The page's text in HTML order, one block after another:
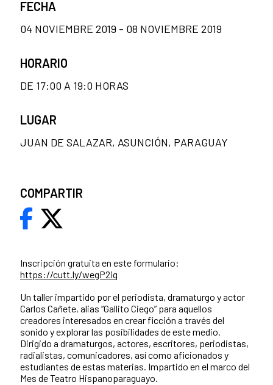
Inscripción gratuita en este formulario:
https://cutt.ly/wegP2iq
Un taller impartido por el periodista, dramaturgo y actor
Carlos Cañete, alias “Gallito Ciego” para aquellos
creadores interesados en crear ficción a través del
sonido y explorar las posibilidades de este medio.
Dirigido a dramaturgos, actores, escritores, periodistas,
radialistas, comunicadores, así como aficionados y
estudiantes de estas materias. Impartido en el marco del
Mes de Teatro Hispanoparaguayo.
FECHA
04 NOVIEMBRE 2019 - 08 NOVIEMBRE 2019
HORARIO
DE 17:00 A 19:0 HORAS
LUGAR
JUAN DE SALAZAR, ASUNCIÓN, PARAGUAY
COMPARTIR